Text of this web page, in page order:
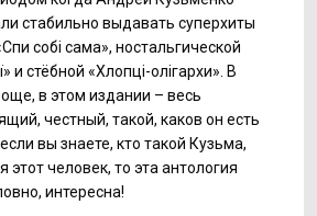
стабильно выдавать суперхиты
собі сама», ностальгической
и стёбной «Хлопці-олігархи». В
в этом издании – весь
честный, такой, каков он есть
вы знаете, кто такой Кузьма,
этот человек, то эта антология
интересна!